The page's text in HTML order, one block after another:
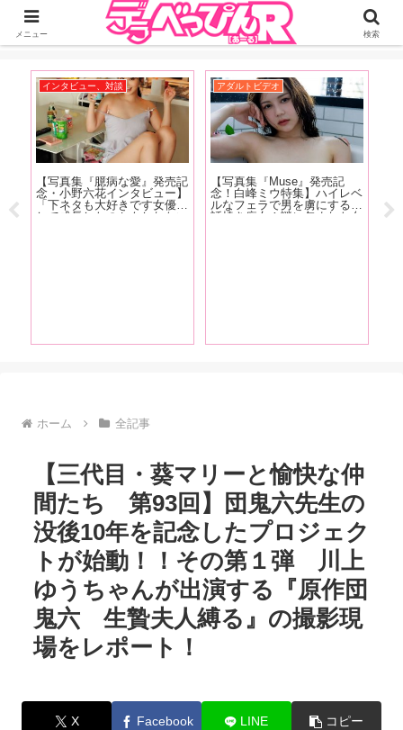
ジーオーティーが運営するちょっとHなニュースサイ。サイト内のリンクには
DMMアフィリエイトが含まれているものがあります
っ
インタビュー、対談
【写真集『臆病な愛』発売記
念・小野六花インタビュー】
「下ネタも大好きです女優と
して成長したのかもしれない
アダルトビデオ
【写真集『Muse』発売記
念！白峰ミウ特集】ハイレベ
ルなフェラで男を虜にする世
話焼き痴女！謎に包まれた白
最
を
ホーム 全記事
【三代目・葵マリーと愉快な仲
間たち 第93回】団鬼六先生の
没後10年を記念したプロジェク
トが始動！！その第１弾 川上
ゆうちゃんが出演する『原作団
鬼六 生贄夫人縛る』の撮影現
場をレポート！
X Facebook LINE コピー
メニュー 検索